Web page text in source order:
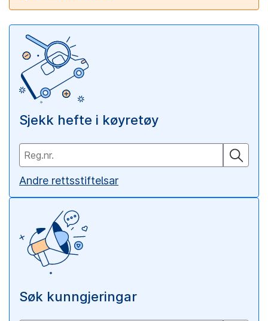
Sjekk hefte i køyretøy
Andre rettsstiftelsar
Søk kunngjeringar